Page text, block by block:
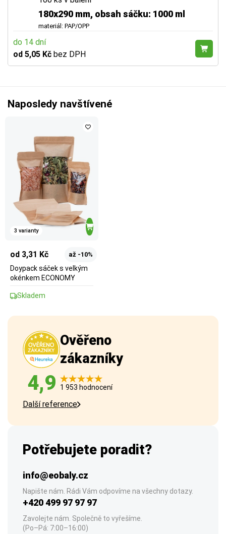
180x290 mm, obsah sáčku: 1000 ml
materiál: PAP/OPP
do 14 dní
od 5,05 Kč bez DPH
Naposledy navštívené
3 varianty
od 3,31 Kč až -10%
Doypack sáček s velkým
okénkem ECONOMY
Skladem
Ověřeno
zákazníky
4,9 1 953 hodnocení
Další reference
Potřebujete poradit?
info@eobaly.cz
Napište nám. Rádi Vám odpovíme na všechny dotazy.
+420 499 97 97 97
Zavolejte nám. Společně to vyřešíme.
(Po–Pá: 7:00–16:00)